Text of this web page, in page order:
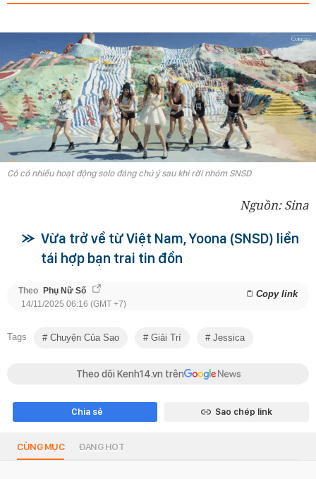
Cô có nhiều hoạt động solo đáng chú ý sau khi rời nhóm SNSD
Nguồn: Sina
Vừa trở về từ Việt Nam, Yoona (SNSD) liền
tái hợp bạn trai tin đồn
Theo Phụ Nữ Số Copy link
14/11/2025 06:16 (GMT +7)
Tags Chuyện Của Sao Giải Trí Jessica
Theo dõi Kenh14.vn trên
Chia sẻ Sao chép link
CÙNG MỤC ĐANG HOT